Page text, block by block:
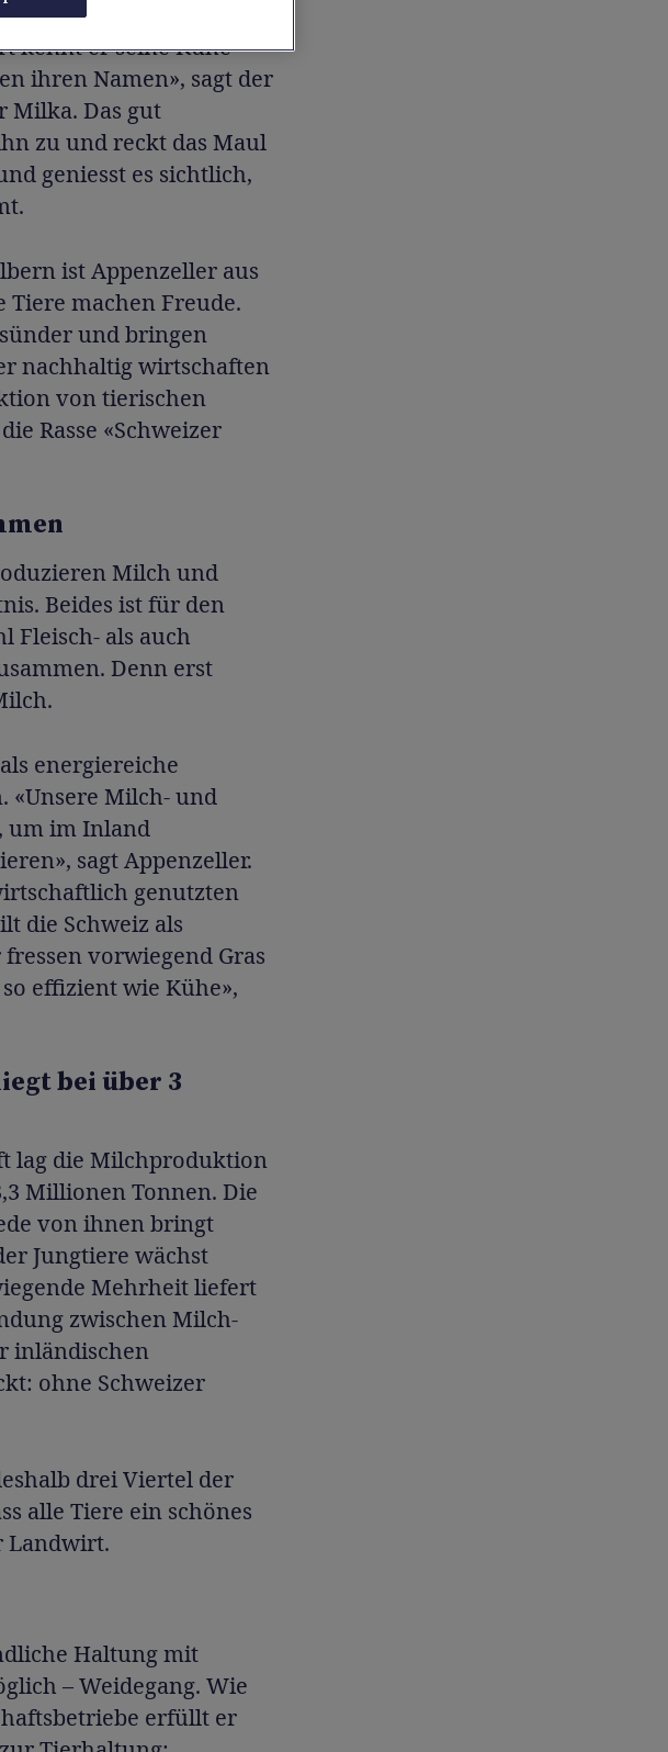
er führte fort, was in
kennt er seine Kühe
ihren Namen», sagt der
Milka. Das gut
zu und reckt das Maul
geniesst es sichtlich,
ist Appenzeller aus
machen Freude.
und bringen
nachhaltig wirtschaften
von tierischen
Rasse «Schweizer
Milch und
Beides ist für den
Fleisch- als auch
Denn erst
energiereiche
«Unsere Milch- und
um im Inland
sagt Appenzeller.
genutzten
die Schweiz als
vorwiegend Gras
effizient wie Kühe»,
bei über 3
lag die Milchproduktion
Millionen Tonnen. Die
von ihnen bringt
Jungtiere wächst
Mehrheit liefert
zwischen Milch-
inländischen
ohne Schweizer
drei Viertel der
alle Tiere ein schönes
Landwirt.
Haltung mit
– Weidegang. Wie
erfüllt er